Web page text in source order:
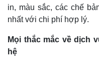
in, màu sắc, các chế
nhất với chi phí hợp lý.
Mọi thắc mắc về dịch
hệ